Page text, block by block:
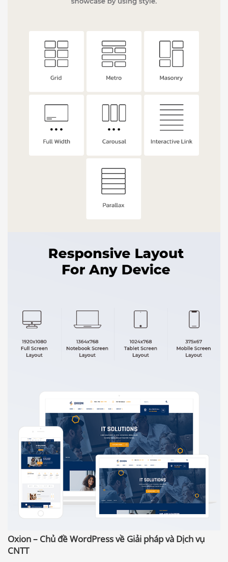
Oxion – Chủ đề WordPress về Giải pháp và Dịch vụ
CNTT